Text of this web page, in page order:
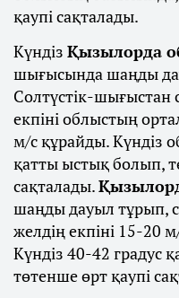
қаупі сақталады.
Күндіз Қызылорда
шығысында шаңды
Солтүстік-шығыстан
екпіні облыстың
м/с құрайды. Күндіз
қатты ыстық болып,
сақталады.
шаңды дауыл тұрып,
желдің екпіні 15-20
Күндіз 40-42 градус
төтенше өрт қаупі